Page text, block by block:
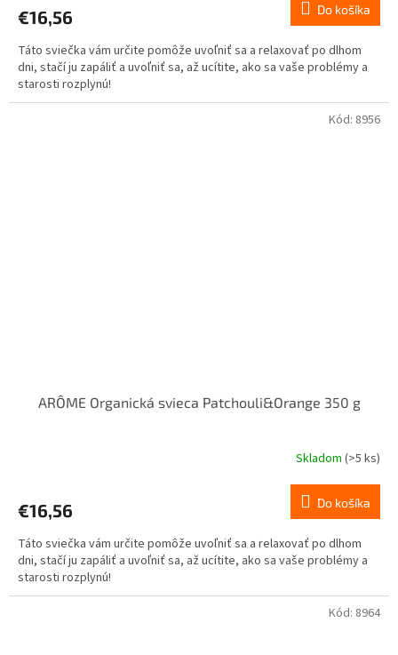
€16,56 Do košíka
Táto sviečka vám určite pomôže uvoľniť sa a relaxovať po dlhom
dni, stačí ju zapáliť a uvoľniť sa, až ucítite, ako sa vaše problémy a
starosti rozplynú!
ARÔME Organická svieca Patchouli&Orange 350 g
Skladom (>5 ks)
€16,56 Do košíka
Táto sviečka vám určite pomôže uvoľniť sa a relaxovať po dlhom
dni, stačí ju zapáliť a uvoľniť sa, až ucítite, ako sa vaše problémy a
starosti rozplynú!
Kód: 8956
Kód: 8964